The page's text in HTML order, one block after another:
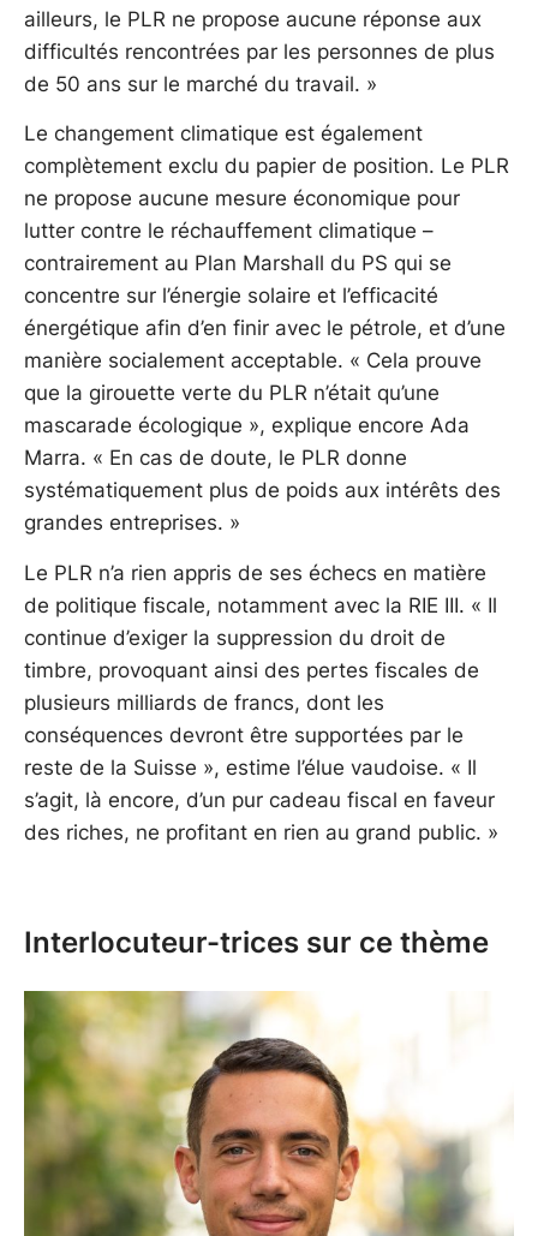
ailleurs, le PLR ne propose aucune réponse aux
difficultés rencontrées par les personnes de plus
de 50 ans sur le marché du travail. »
Le changement climatique est également
complètement exclu du papier de position. Le PLR
ne propose aucune mesure économique pour
lutter contre le réchauffement climatique –
contrairement au Plan Marshall du PS qui se
concentre sur l’énergie solaire et l’efficacité
énergétique afin d’en finir avec le pétrole, et d’une
manière socialement acceptable. « Cela prouve
que la girouette verte du PLR n’était qu’une
mascarade écologique », explique encore Ada
Marra. « En cas de doute, le PLR donne
systématiquement plus de poids aux intérêts des
grandes entreprises. »
Le PLR n’a rien appris de ses échecs en matière
de politique fiscale, notamment avec la RIE III. « Il
continue d’exiger la suppression du droit de
timbre, provoquant ainsi des pertes fiscales de
plusieurs milliards de francs, dont les
conséquences devront être supportées par le
reste de la Suisse », estime l’élue vaudoise. « Il
s’agit, là encore, d’un pur cadeau fiscal en faveur
des riches, ne profitant en rien au grand public. »
Interlocuteur-trices sur ce thème